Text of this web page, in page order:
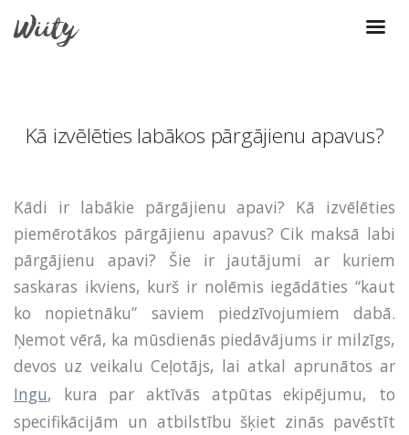
Kā izvēlēties labākos pārgājienu apavus?
Kādi ir labākie pārgājienu apavi? Kā izvēlēties
piemērotākos pārgājienu apavus? Cik maksā labi
pārgājienu apavi? Šie ir jautājumi ar kuriem
saskaras ikviens, kurš ir nolēmis iegādāties “kaut
ko nopietnāku” saviem piedzīvojumiem dabā.
Ņemot vērā, ka mūsdienās piedāvājums ir milzīgs,
devos uz veikalu Ceļotājs, lai atkal aprunātos ar
Ingu, kura par aktīvās atpūtas ekipējumu, to
specifikācijām un atbilstību šķiet zinās pavēstīt